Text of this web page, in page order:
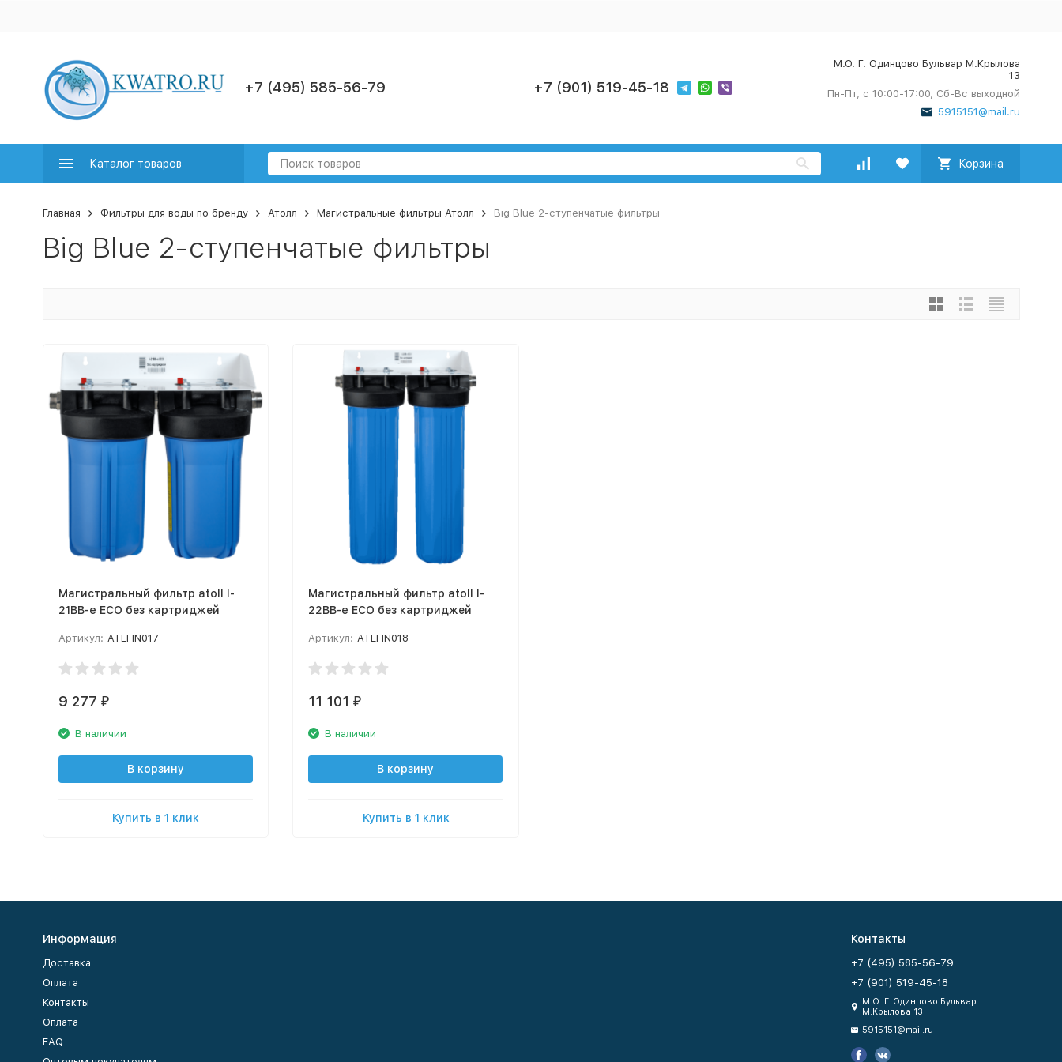
+7 (495) 585-56-79 +7 (901) 519-45-18
М.О. Г. Одинцово Бульвар М.Крылова
13
Пн-Пт, с 10:00-17:00, Сб-Вс выходной
5915151@mail.ru
Каталог товаров Корзина
Главная Фильтры для воды по бренду Атолл Магистральные фильтры Атолл Big Blue 2-ступенчатые фильтры
Big Blue 2-ступенчатые фильтры
Магистральный фильтр atoll I-
21BB-e ECO без картриджей
Артикул: ATEFIN017
9 277 ₽
В наличии
В корзину
Купить в 1 клик
Магистральный фильтр atoll I-
22BB-e ECO без картриджей
Артикул: ATEFIN018
11 101 ₽
В наличии
В корзину
Купить в 1 клик
Информация
Доставка
Оплата
Контакты
Оплата
FAQ
Контакты
+7 (495) 585-56-79
+7 (901) 519-45-18
М.О. Г. Одинцово Бульвар
М.Крылова 13
5915151@mail.ru